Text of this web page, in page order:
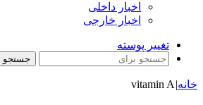
اخبار داخلی
اخبار خارجی
تغییر پوسته
جستجو
خانه|
vitamin A